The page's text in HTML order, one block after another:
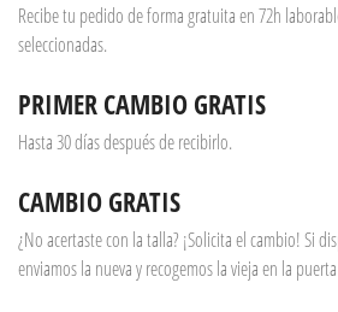
Recibe tu pedido de forma gratuita en 72h
seleccionadas.
PRIMER CAMBIO GRATIS
Hasta 30 días después de recibirlo.
CAMBIO GRATIS
¿No acertaste con la talla? ¡Solicita el cambio! Si
enviamos la nueva y recogemos la vieja en la